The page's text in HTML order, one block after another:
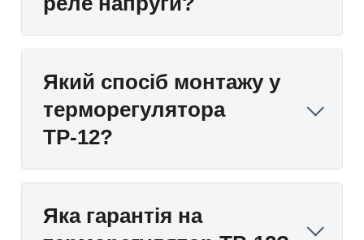
Який спосіб монтажу у
терморегулятора
ТР-12?
Яка гарантія на